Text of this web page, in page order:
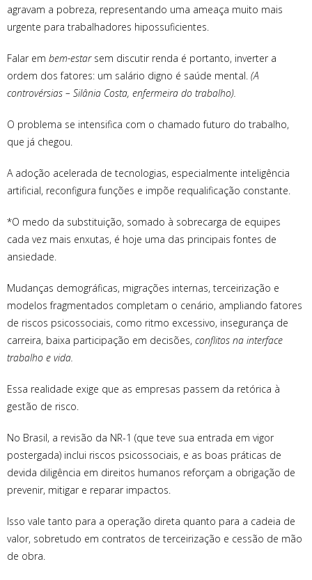
agravam a pobreza, representando uma ameaça muito mais
urgente para trabalhadores hipossuficientes.
Falar em bem-estarsem discutir renda é portanto, inverter a
ordem dos fatores: um salário digno é saúde mental. (A
controvérsias – Silânia Costa, enfermeira do trabalho).
O problema se intensifica com o chamado futuro do trabalho,
que já chegou.
A adoção acelerada de tecnologias, especialmente inteligência
artificial, reconfigura funções e impõe requalificação constante.
*O medo da substituição, somado à sobrecarga de equipes
cada vez mais enxutas, é hoje uma das principais fontes de
ansiedade.
Mudanças demográficas, migrações internas, terceirização e
modelos fragmentados completam o cenário, ampliando fatores
de riscos psicossociais, como ritmo excessivo, insegurança de
carreira, baixa participação em decisões, conflitos na interface
trabalho e vida.
Essa realidade exige que as empresas passem da retórica à
gestão de risco.
No Brasil, a revisão da NR-1 (que teve sua entrada em vigor
postergada) inclui riscos psicossociais, e as boas práticas de
devida diligência em direitos humanos reforçam a obrigação de
prevenir, mitigar e reparar impactos.
Isso vale tanto para a operação direta quanto para a cadeia de
valor, sobretudo em contratos de terceirização e cessão de mão
de obra.